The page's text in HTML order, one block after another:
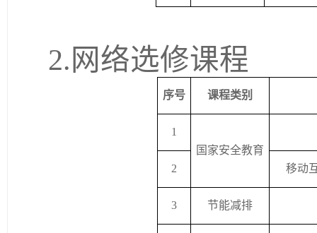
2.网络选修课程
序号 课程类别
1
国家安全教育
2
移动
3 节能减排